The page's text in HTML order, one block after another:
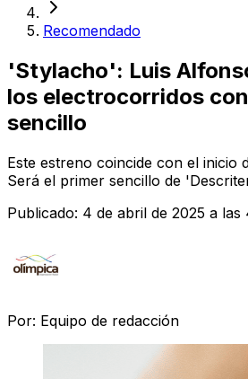
Recomendado
'Stylacho': Luis
los electrocorridos
sencillo
Este estreno coincide con el inicio
Será el primer sencillo de
Publicado: 4 de abril de 2025 a las
Por: Equipo de redacción